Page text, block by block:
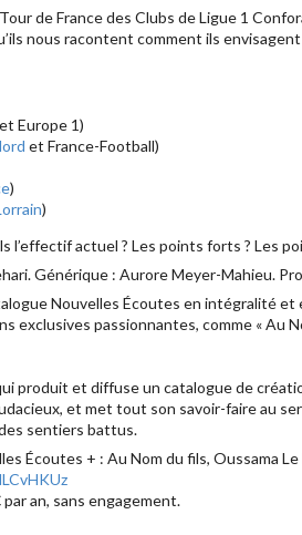
de France des Clubs de Ligue 1
nous racontent comment ils
Europe 1)
et France-Football)
)
)
actuel ? Les points forts ? Les
Générique : Aurore Meyer-Mahieu.
Nouvelles Écoutes en intégralité
passionnantes, comme « Au
produit et diffuse un catalogue de
et met tout son savoir-faire au
sentiers battus.
Écoutes + : Au Nom du fils, Oussama
an, sans engagement.